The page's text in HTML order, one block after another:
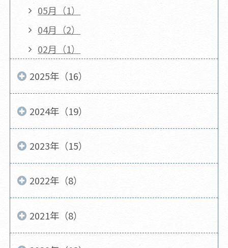
05月（1）
04月（2）
02月（1）
2025年（16）
2024年（19）
2023年（15）
2022年（8）
2021年（8）